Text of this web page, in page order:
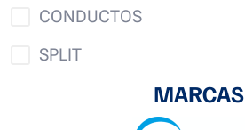
CONDUCTOS
SPLIT
MARCAS